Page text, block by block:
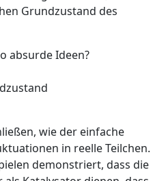
Grundzustand des
absurde Ideen?
wie der einfache
in reelle Teilchen.
demonstriert, dass die